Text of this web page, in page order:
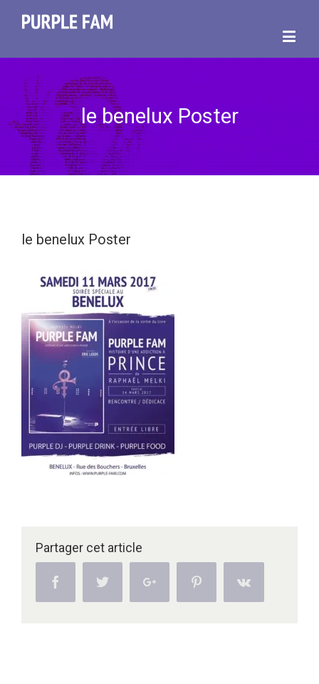
le benelux Poster
le benelux Poster
Partager cet article
Facebook Twitter Google+ Pinterest Vk